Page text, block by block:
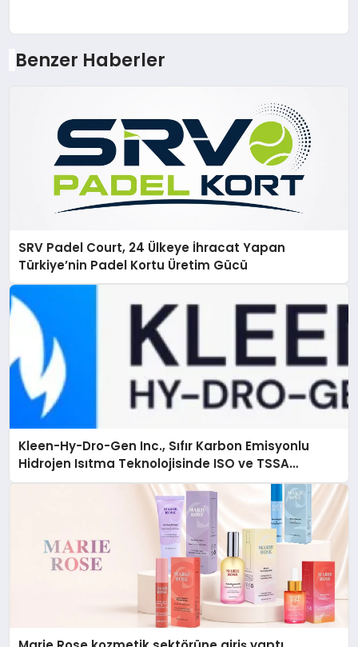
Benzer Haberler
SRV Padel Court, 24 Ülkeye İhracat Yapan
Türkiye’nin Padel Kortu Üretim Gücü
Kleen-Hy-Dro-Gen Inc., Sıfır Karbon Emisyonlu
Hidrojen Isıtma Teknolojisinde ISO ve TSSA
Düzenleyici Onaylarını Aldı